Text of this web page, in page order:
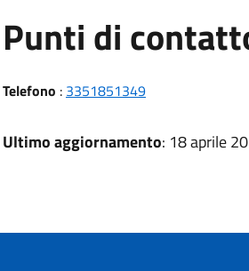
Punti di
Telefono : 3351851349
Ultimo aggiornamento: 18 aprile